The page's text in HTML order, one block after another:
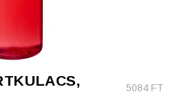
5084 FT